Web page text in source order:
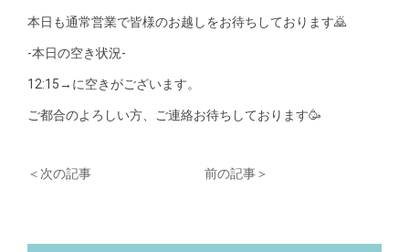
本日も通常営業で皆様のお越しをお待ちしております🙇
-本日の空き状況-
12:15→に空きがございます。
ご都合のよろしい方、ご連絡お待ちしております🥳
＜次の記事 前の記事＞